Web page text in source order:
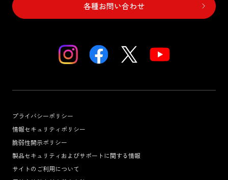
各種お問い合わせ
プライバシーポリシー
情報セキュリティポリシー
脆弱性開示ポリシー
製品セキュリティおよびサポートに関する情報
サイトのご利用について